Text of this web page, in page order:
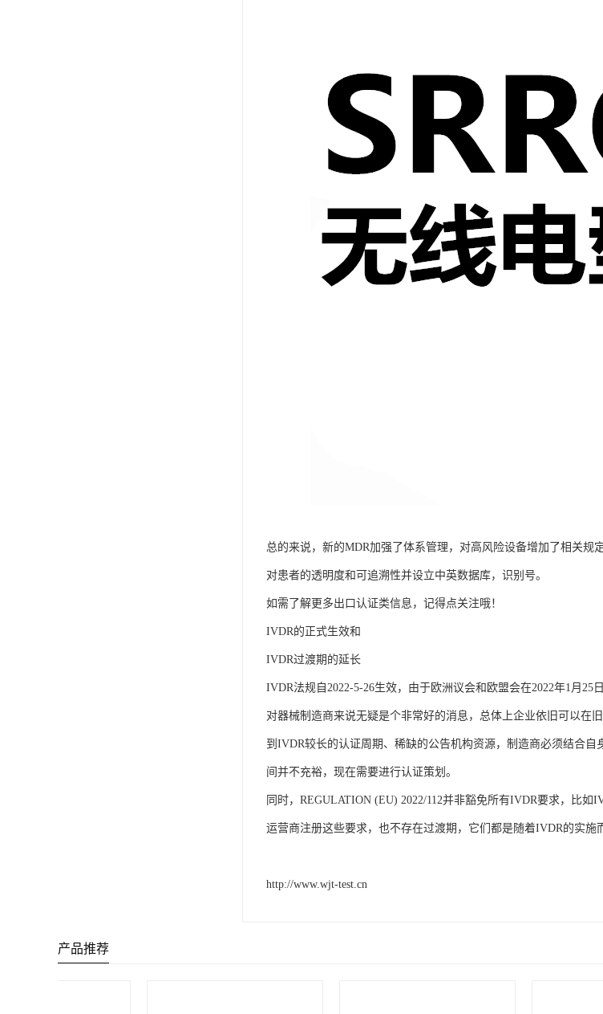
总的来说，新的MDR加强了体系管理，对高风险设备增加了相关
对患者的透明度和可追溯性并设立中英数据库，识别号。
如需了解更多出口认证类信息，记得点关注哦！
IVDR的正式生效和
IVDR过渡期的延长
IVDR法规自2022-5-26生效，由于欧洲议会和欧盟会在2022年1月
对器械制造商来说无疑是个非常好的消息，总体上企业依旧可以在
到IVDR较长的认证周期、稀缺的公告机构资源，制造商必须结合
间并不充裕，现在需要进行认证策划。
同时，REGULATION (EU) 2022/112并非豁免所有IVDR要求，比
运营商注册这些要求，也不存在过渡期，它们都是随着IVDR的实施
http://www.wjt-test.cn
产品推荐